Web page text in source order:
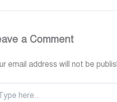
a Comment
email address will not be